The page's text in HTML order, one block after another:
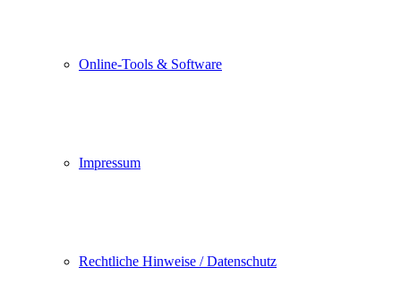
Online-Tools & Software
Impressum
Rechtliche Hinweise / Datenschutz